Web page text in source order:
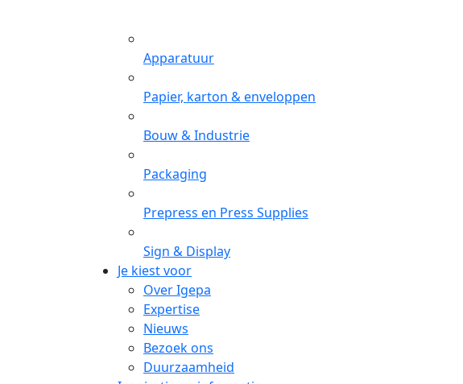
Apparatuur
Papier, karton & enveloppen
Bouw & Industrie
Packaging
Prepress en Press Supplies
Sign & Display
Je kiest voor
Over Igepa
Expertise
Nieuws
Bezoek ons
Duurzaamheid